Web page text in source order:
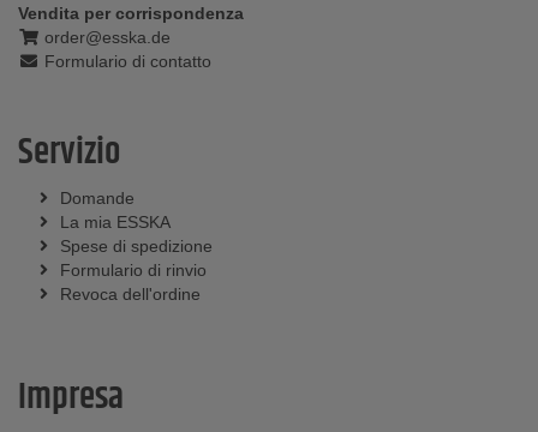
Vendita per corrispondenza
order@esska.de
Formulario di contatto
Servizio
Domande
La mia ESSKA
Spese di spedizione
Formulario di rinvio
Revoca dell'ordine
Impresa